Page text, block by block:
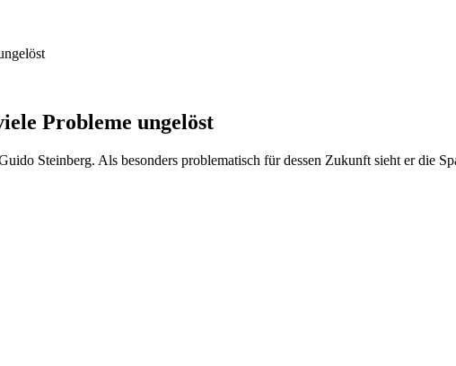
Probleme ungelöst
Steinberg. Als besonders problematisch für dessen Zukunft sieht er die